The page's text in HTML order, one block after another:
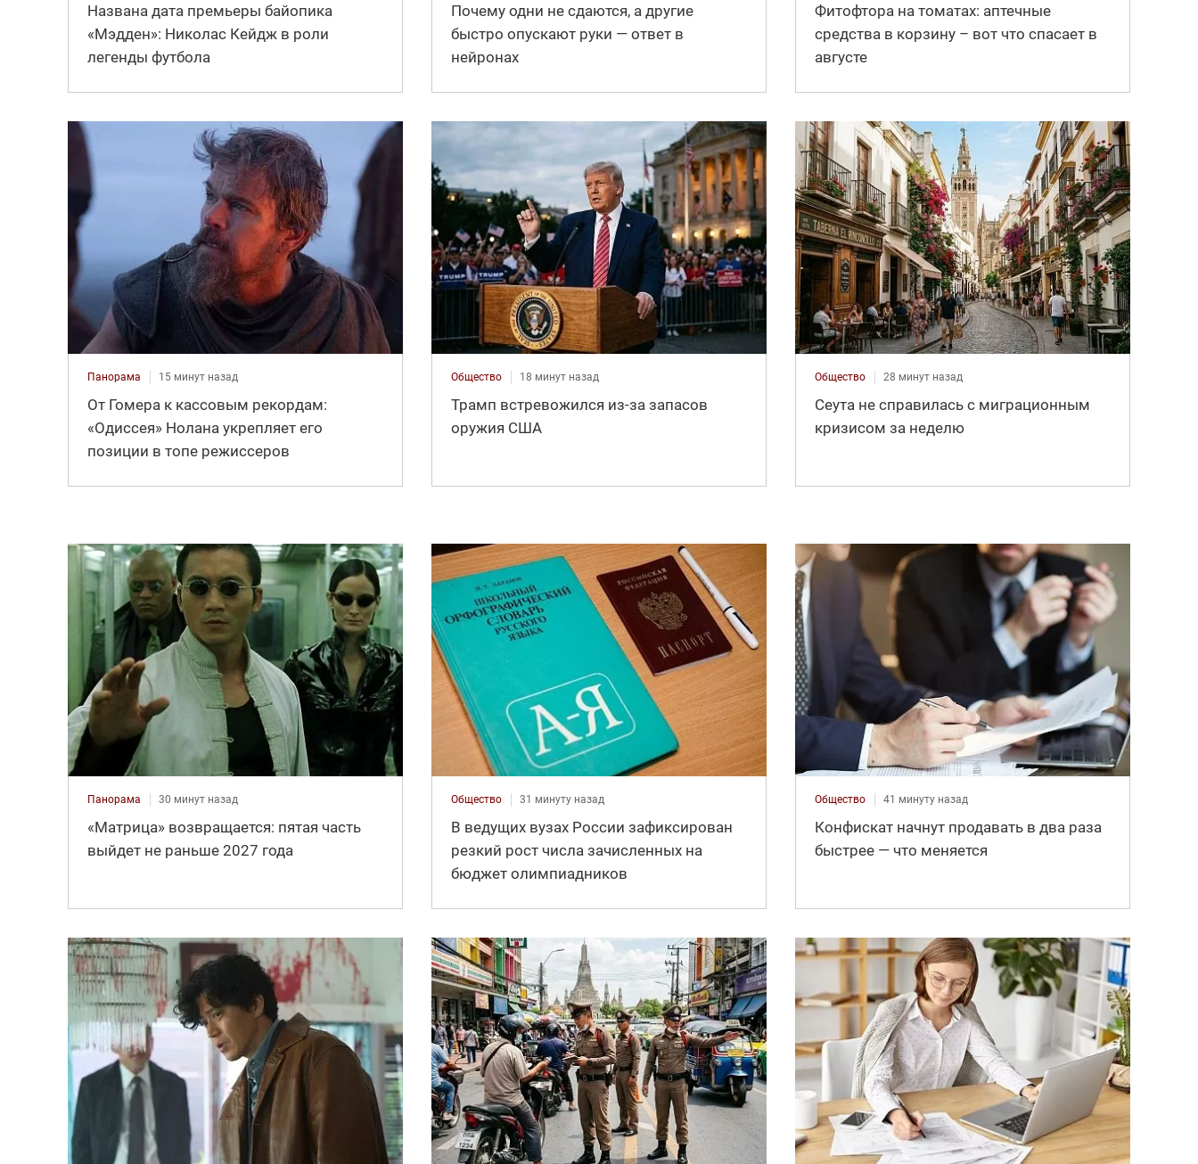
Названа дата премьеры байопика
«Мэдден»: Николас Кейдж в роли
легенды футбола
Почему одни не сдаются, а другие
быстро опускают руки — ответ в
нейронах
Фитофтора на томатах: аптечные
средства в корзину – вот что спасает в
августе
Панорама 15 минут назад
От Гомера к кассовым рекордам:
«Одиссея» Нолана укрепляет его
позиции в топе режиссеров
Общество 18 минут назад
Трамп встревожился из-за запасов
оружия США
Общество 28 минут назад
Сеута не справилась с миграционным
кризисом за неделю
Панорама 30 минут назад
«Матрица» возвращается: пятая часть
выйдет не раньше 2027 года
Общество 31 минуту назад
В ведущих вузах России зафиксирован
резкий рост числа зачисленных на
бюджет олимпиадников
Общество 41 минуту назад
Конфискат начнут продавать в два раза
быстрее — что меняется